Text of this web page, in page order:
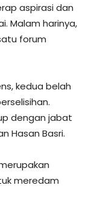
aspirasi dan
Malam harinya,
forum
kedua belah
dengan jabat
Hasan Basri.
meredam